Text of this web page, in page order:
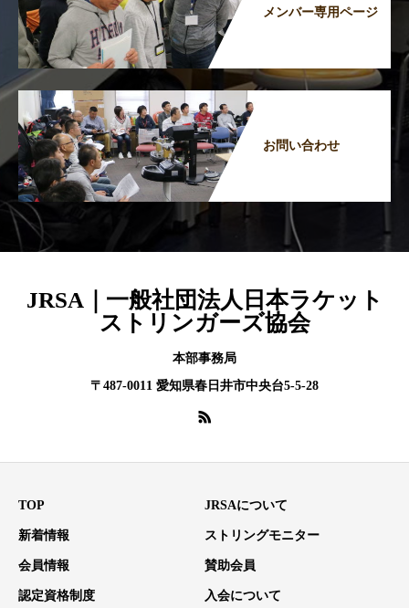
メンバー専用ページ
お問い合わせ
JRSA｜一般社団法人日本ラケット
ストリンガーズ協会
本部事務局
〒487-0011 愛知県春日井市中央台5-5-28
TOP JRSAについて
新着情報 ストリングモニター
会員情報 賛助会員
認定資格制度 入会について